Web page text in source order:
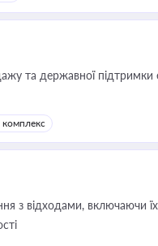
та державної підтримки
з відходами, включаючи